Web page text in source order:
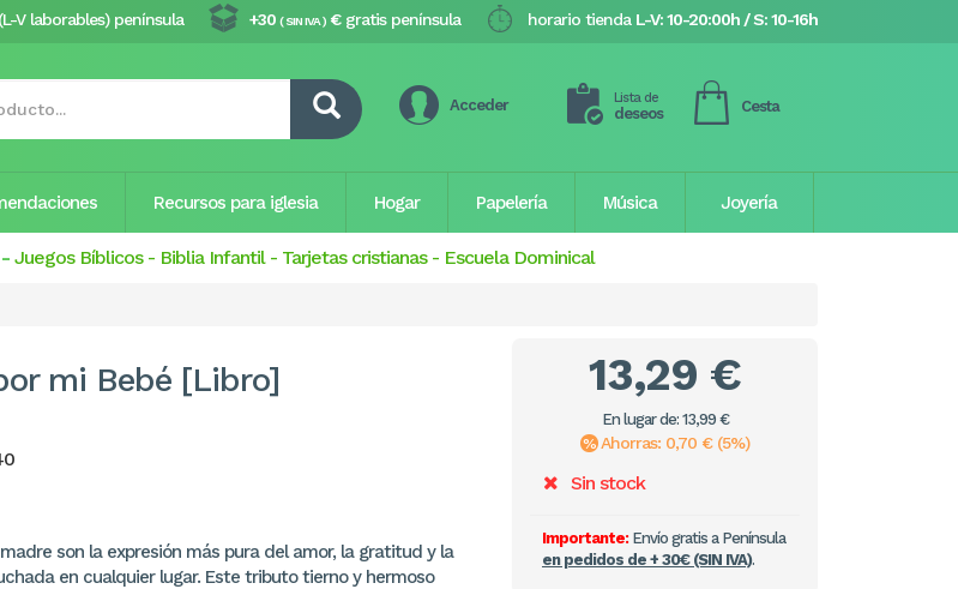
horario tienda L-V: 10-20:00h / S: 10-16h
+30 ( SIN IVA ) €gratis península
(L-V laborables) península
Acceder Lista de
deseos Cesta
Recursos para iglesia Hogar Papelería Música Joyería
Juegos Bíblicos- Biblia Infantil- Tarjetas cristianas - Escuela Dominical
mi Bebé [Libro]
son la expresión más pura del amor, la gratitud y la
en cualquier lugar. Este tributo tierno y hermoso
13,29 €
En lugar de: 13,99 €
Ahorras: 0,70 € (5%)
Sin stock
Importante:Envío gratis a Península
en pedidos de + 30€ (SIN IVA).